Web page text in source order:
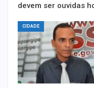
devem ser ouvidas
CIDADE